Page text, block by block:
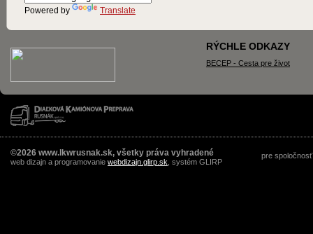
Powered by Translate
RÝCHLE ODKAZY
BECEP - Cesta pre život
©2026 www.lkwrusnak.sk, všetky práva vyhradené
web dizajn a programovanie webdizajn.glirp.sk , systém GLIRP
pre